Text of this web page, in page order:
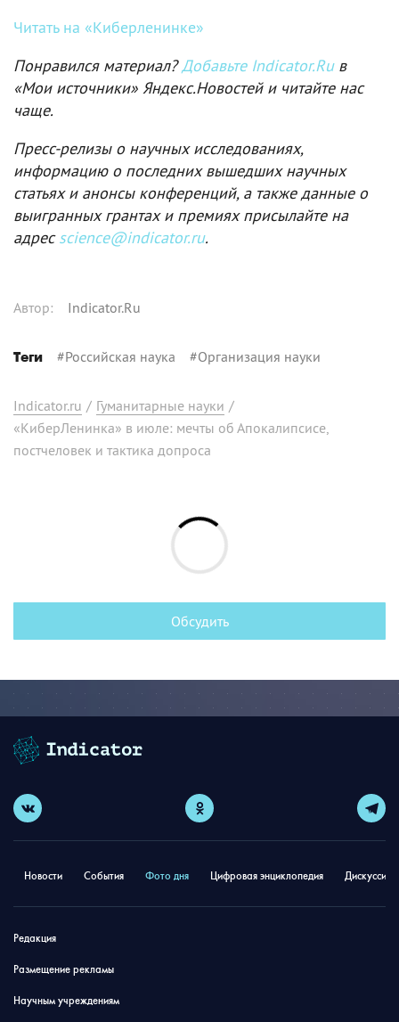
Читать на «Киберленинке»
Понравился материал?Добавьте Indicator.Ruв
«Мои источники» Яндекс.Новостей и читайте нас
чаще.
Пресс-релизы о научных исследованиях,
информацию о последних вышедших научных
статьях и анонсы конференций, а также данные о
выигранных грантах и премиях присылайте на
адресscience@indicator.ru.
Автор: Indicator.Ru
Теги #Российская наука #Организация науки
Indicator.ru / Гуманитарные науки /
«КиберЛенинка» в июле: мечты об Апокалипсисе,
постчеловек и тактика допроса
Обсудить
Новости События Фото дня Цифровая энциклопедия
Редакция
Размещение рекламы
Научным учреждениям